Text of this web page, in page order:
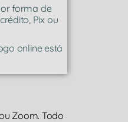
forma de
Pix ou
online está
Zoom. Todo